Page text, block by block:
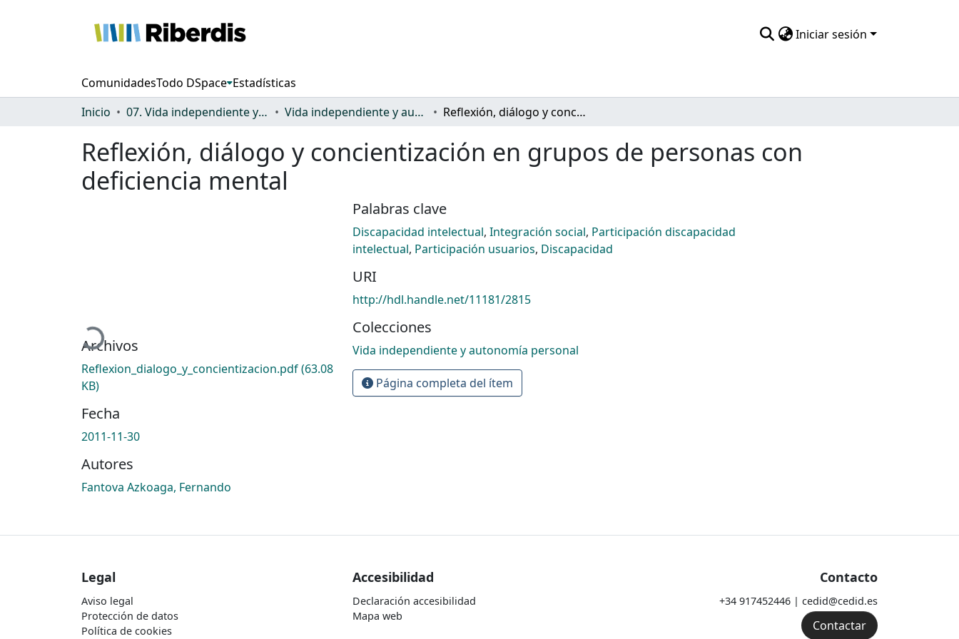
Iniciar sesión
ComunidadesTodo DSpace Estadísticas
Inicio
07. Vida independiente y autonomía personal Vida independiente y autonomía personal Reflexión, diálogo y concientización en grupos de personas con deficiencia mental
Reflexión, diálogo y concientización en grupos de personas con
deficiencia mental
Cargando...
Archivos
Reflexion_dialogo_y_concientizacion.pdf(63.08
KB)
Fecha
2011-11-30
Autores
Fantova Azkoaga, Fernando
Palabras clave
Discapacidad intelectual, Integración social, Participación discapacidad
intelectual, Participación usuarios, Discapacidad
URI
http://hdl.handle.net/11181/2815
Colecciones
Vida independiente y autonomía personal
Página completa del ítem
Legal
Aviso legal
Protección de datos
Política de cookies
Accesibilidad
Declaración accesibilidad
Mapa web
Contacto
+34 917452446 | cedid@cedid.es
Contactar